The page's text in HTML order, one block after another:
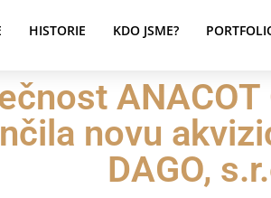
HISTORIE KDO JSME?
ANACOT
novu
DAGO,